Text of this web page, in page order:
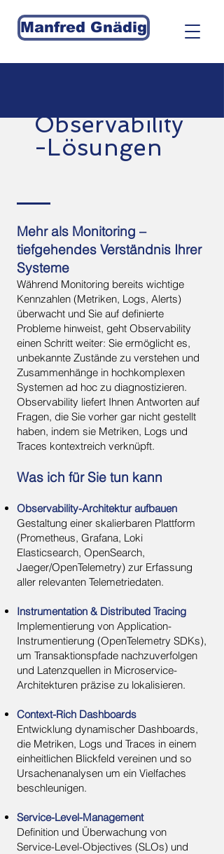
Manfred Gnädig
Observability
-Lösungen
Mehr als Monitoring –
tiefgehendes Verständnis Ihrer
Systeme
Während Monitoring bereits wichtige
Kennzahlen (Metriken, Logs, Alerts)
überwacht und Sie auf definierte
Probleme hinweist, geht Observability
einen Schritt weiter: Sie ermöglicht es,
unbekannte Zustände zu verstehen und
Zusammenhänge in hochkomplexen
Systemen ad hoc zu diagnostizieren.
Observability liefert Ihnen Antworten auf
Fragen, die Sie vorher gar nicht gestellt
haben, indem sie Metriken, Logs und
Traces kontextreich verknüpft.
Was ich für Sie tun kann
Observability-Architektur aufbauen
Gestaltung einer skalierbaren Plattform
(Prometheus, Grafana, Loki
Elasticsearch, OpenSearch,
Jaeger/OpenTelemetry) zur Erfassung
aller relevanten Telemetriedaten.
Instrumentation & Distributed Tracing
Implementierung von Application-
Instrumentierung (OpenTelemetry SDKs),
um Transaktionspfade nachzuverfolgen
und Latenzquellen in Microservice-
Architekturen präzise zu lokalisieren.
Context-Rich Dashboards
Entwicklung dynamischer Dashboards,
die Metriken, Logs und Traces in einem
einheitlichen Blickfeld vereinen und so
Ursachenanalysen um ein Vielfaches
beschleunigen.
Service-Level-Management
Definition und Überwachung von
Service-Level-Objectives (SLOs) und